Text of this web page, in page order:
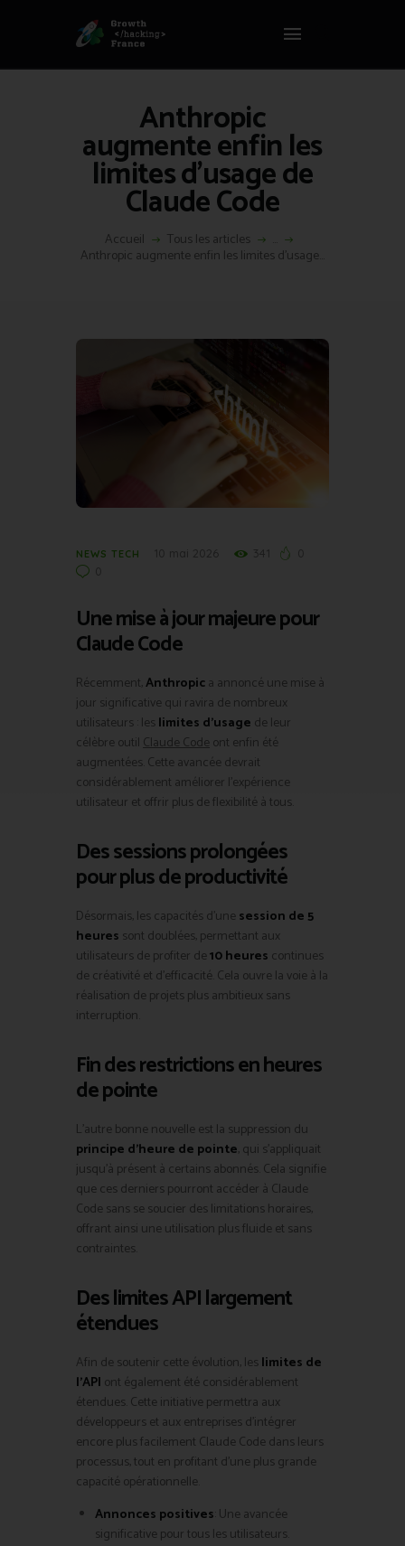
Anthropic
augmente enfin les
limites d’usage de
Claude Code
Accueil Tous les articles
Anthropic augmente enfin les limites d’usage...
GROWTH HACKING FRANCE
ACCUEIL
HACKS
VOUS ÊTES ?
RESSOURCES
L’AGENCE
ÉTHIQUE
NEWS TECH
Une mise à jour majeure pour
Claude Code
Récemment, Anthropica annoncé une mise à
jour significative qui ravira de nombreux
utilisateurs : leslimites d’usage de leur
célèbre outilClaude Codeont enfin été
augmentées. Cette avancée devrait
considérablement améliorer l’expérience
utilisateur et offrir plus de flexibilité à tous.
Des sessions prolongées
pour plus de productivité
Désormais, les capacités d’une session de 5
heures sont doublées, permettant aux
utilisateurs de profiter de10 heures continues
de créativité et d’efficacité. Cela ouvre la voie à la
réalisation de projets plus ambitieux sans
interruption.
Fin des restrictions en heures
de pointe
L’autre bonne nouvelle est la suppression du
principe d’heure de pointe, qui s’appliquait
jusqu’à présent à certains abonnés. Cela signifie
que ces derniers pourront accéder à Claude
Code sans se soucier des limitations horaires,
offrant ainsi une utilisation plus fluide et sans
contraintes.
Des limites API largement
étendues
Afin de soutenir cette évolution, leslimites de
l’API ont également été considérablement
étendues. Cette initiative permettra aux
développeurs et aux entreprises d’intégrer
encore plus facilement Claude Code dans leurs
processus, tout en profitant d’une plus grande
capacité opérationnelle.
Annonces positives : Une avancée
significative pour tous les utilisateurs.